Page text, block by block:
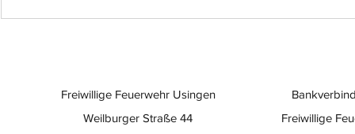
Freiwillige
Freiwillige Feuerwehr Usingen
Weilburger Straße 44